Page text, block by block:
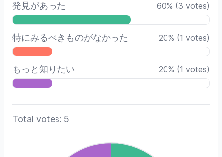
発見があった 60% (3 votes)
特にみるべきものがなかった 20% (1 votes)
もっと知りたい 20% (1 votes)
Total votes: 5